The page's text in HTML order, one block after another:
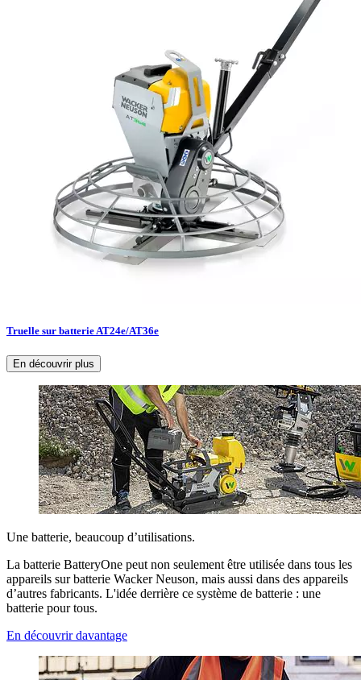
Truelle sur batterie AT24e/AT36e
En découvrir plus
Une batterie, beaucoup d’utilisations.
La batterie BatteryOne peut non seulement être utilisée dans tous les
appareils sur batterie Wacker Neuson, mais aussi dans des appareils
d’autres fabricants. L'idée derrière ce système de batterie : une
batterie pour tous.
En découvrir davantage